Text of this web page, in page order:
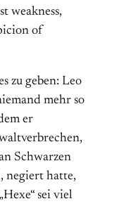
weakness,
of
zu geben: Leo
mehr so
er
Schwarzen
negiert hatte,
sei viel